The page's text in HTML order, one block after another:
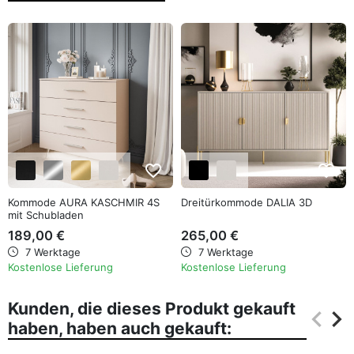
favorite_border
Kommode AURA KASCHMIR 4S
mit Schubladen
189,00 €
7 Werktage
Kostenlose Lieferung
favorite_border
Dreitürkommode DALIA 3D
265,00 €
7 Werktage
Kostenlose Lieferung
Kunden, die dieses Produkt gekauft
haben, haben auch gekauft:
keyboard_arrow_left
keyboard_arrow_right